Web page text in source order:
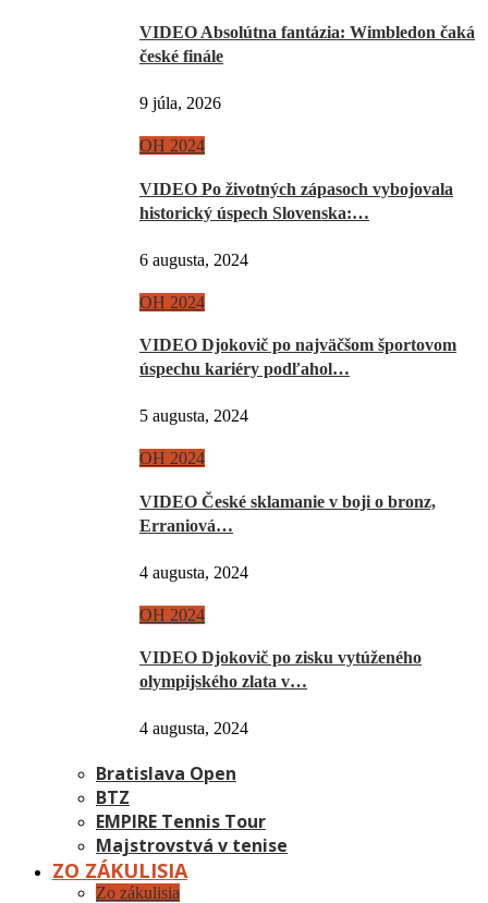
VIDEO Absolútna fantázia: Wimbledon čaká
české finále
9 júla, 2026
OH 2024
VIDEO Po životných zápasoch vybojovala
historický úspech Slovenska:…
6 augusta, 2024
OH 2024
VIDEO Djokovič po najväčšom športovom
úspechu kariéry podľahol…
5 augusta, 2024
OH 2024
VIDEO České sklamanie v boji o bronz,
Erraniová…
4 augusta, 2024
OH 2024
VIDEO Djokovič po zisku vytúženého
olympijského zlata v…
4 augusta, 2024
Bratislava Open
BTZ
EMPIRE Tennis Tour
Majstrovstvá v tenise
ZO ZÁKULISIA
Zo zákulisia